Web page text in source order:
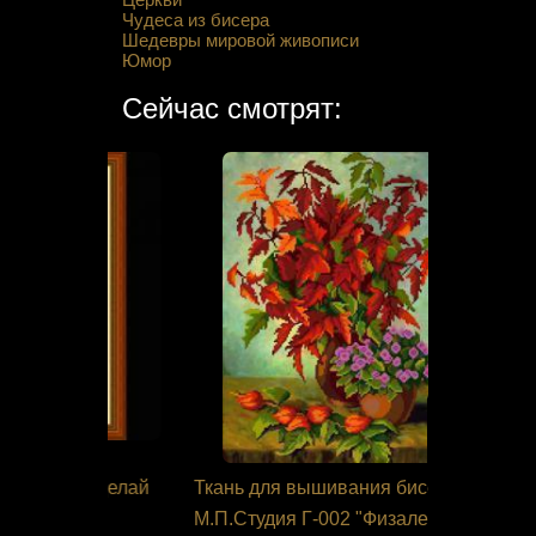
Чудеса из бисера
Шедевры мировой живописи
Юмор
Сейчас смотрят:
Ткань для вышивания бисером
М.П.Студия Г-002 "Физалес и